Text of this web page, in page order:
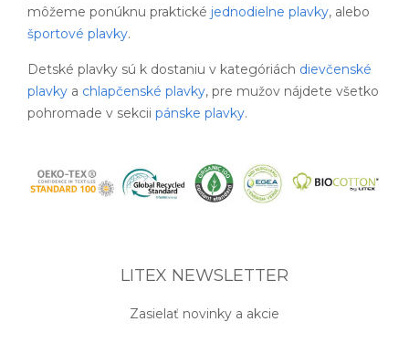
môžeme ponúknu praktické jednodielne plavky, alebo
športové plavky.
Detské plavky sú k dostaniu v kategóriách dievčenské
plavky a chlapčenské plavky, pre mužov nájdete všetko
pohromade v sekcii pánske plavky.
LITEX NEWSLETTER
Zasielať novinky a akcie